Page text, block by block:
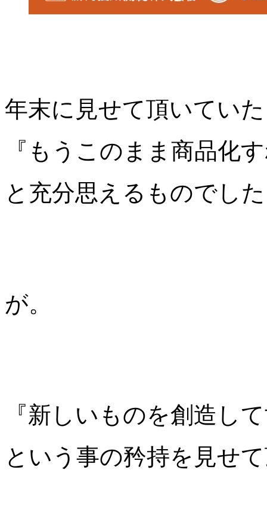
年末に見せて頂いてい
『もうこのまま商品化
と充分思えるものでし
が。
『新しいものを創造し
という事の矜持を見せ